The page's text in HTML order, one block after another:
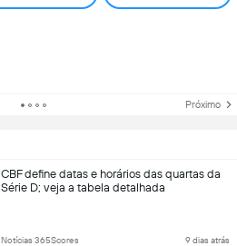
Próximo
CBF define datas e horários das quartas da
Série D; veja a tabela detalhada
Notícias 365Scores 9 dias atrás